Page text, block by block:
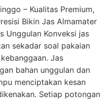
– Kualitas Premium,
Bikin Jas Almamater
Unggulan Konveksi jas
sekadar soal pakaian
Jas
bahan unggulan dan
menciptakan kesan
Setiap potongan